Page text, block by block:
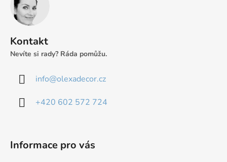
Kontakt
Nevíte si rady? Ráda pomůžu.
info@olexadecor.cz
+420 602 572 724
Informace pro vás